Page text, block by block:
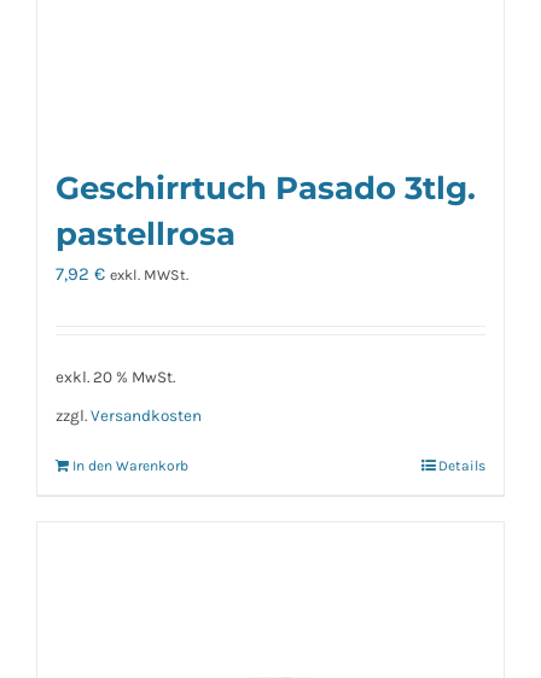
Geschirrtuch Pasado 3tlg.
pastellrosa
7,92 € exkl. MWSt.
exkl. 20 % MwSt.
zzgl. Versandkosten
In den Warenkorb Details